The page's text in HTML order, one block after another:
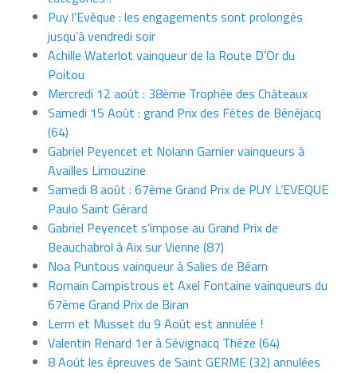
Puy l’Evèque : les engagements sont prolongés
jusqu’à vendredi soir
Achille Waterlot vainqueur de la Route D’Or du
Poitou
Mercredi 12 août : 38ème Trophée des Châteaux
Samedi 15 Août : grand Prix des Fêtes de Bénéjacq
(64)
Gabriel Peyencet et Nolann Garnier vainqueurs à
Availles Limouzine
Samedi 8 août : 67ème Grand Prix de PUY L’EVEQUE
Paulo Saint Gérard
Gabriel Peyencet s’impose au Grand Prix de
Beauchabrol à Aix sur Vienne (87)
Noa Puntous vainqueur à Salies de Béarn
Romain Campistrous et Axel Fontaine vainqueurs du
67ème Grand Prix de Biran
Lerm et Musset du 9 Août est annulée !
Valentin Renard 1er à Sévignacq Théze (64)
8 Août les épreuves de Saint GERME (32) annulées